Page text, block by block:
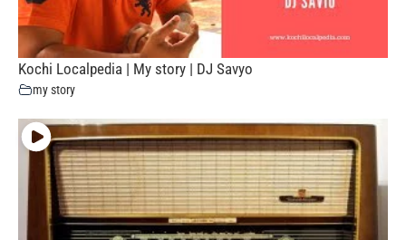
Kochi Localpedia | My story | DJ Savyo
my story